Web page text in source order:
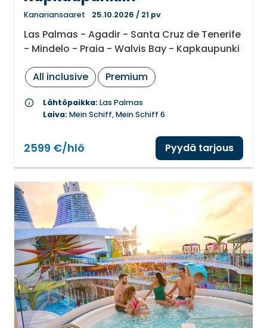
Kanariansaaret 25.10.2026 / 21 pv
Las Palmas - Agadir - Santa Cruz de Tenerife
- Mindelo - Praia - Walvis Bay - Kapkaupunki
All inclusive Premium
info Lähtöpaikka:Las Palmas
Laiva:Mein Schiff, Mein Schiff 6
2599 €/hlö Pyydä tarjous